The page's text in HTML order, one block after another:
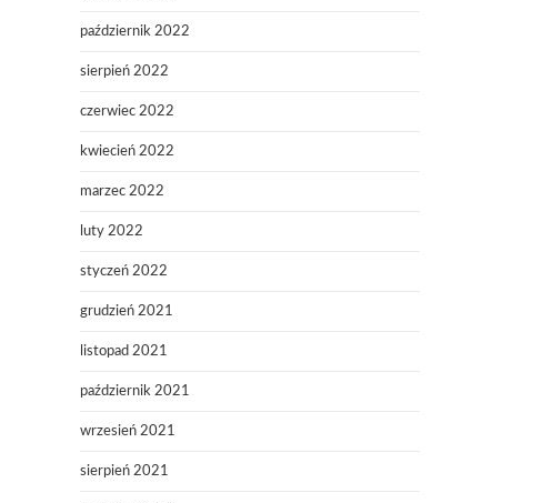
październik 2022
sierpień 2022
czerwiec 2022
kwiecień 2022
marzec 2022
luty 2022
styczeń 2022
grudzień 2021
listopad 2021
październik 2021
wrzesień 2021
sierpień 2021